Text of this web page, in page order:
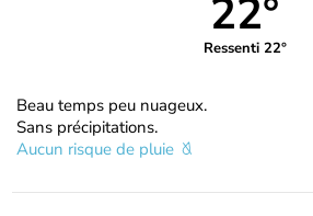
22°
Ressenti 22°
Beau temps peu nuageux.
Sans précipitations.
Aucun risque de pluie